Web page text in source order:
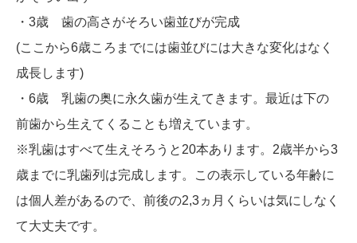
・3歳 歯の高さがそろい歯並びが完成
(ここから6歳ころまでには歯並びには大きな変化はなく
成長します)
・6歳 乳歯の奥に永久歯が生えてきます。最近は下の
前歯から生えてくることも増えています。
※乳歯はすべて生えそろうと20本あります。2歳半から3
歳までに乳歯列は完成します。この表示している年齢に
は個人差があるので、前後の2,3ヵ月くらいは気にしなく
て大丈夫です。